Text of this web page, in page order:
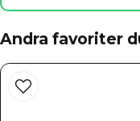
Mejladress
Andra favoriter